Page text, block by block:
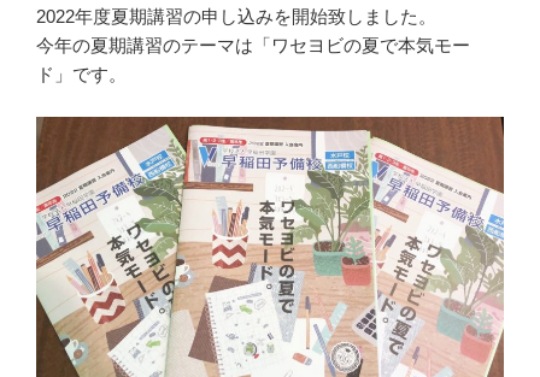
2022年度夏期講習の申し込みを開始致しました。
今年の夏期講習のテーマは「ワセヨビの夏で本気モー
ド」です。